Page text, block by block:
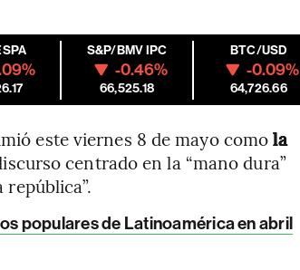
S&P/BMV IPC
-0.46%
66,525.18
BTC/USD
-0.09%
64,726.66
este viernes 8 de mayo comola
centrado en la “mano dura”
populares de Latinoamérica en abril